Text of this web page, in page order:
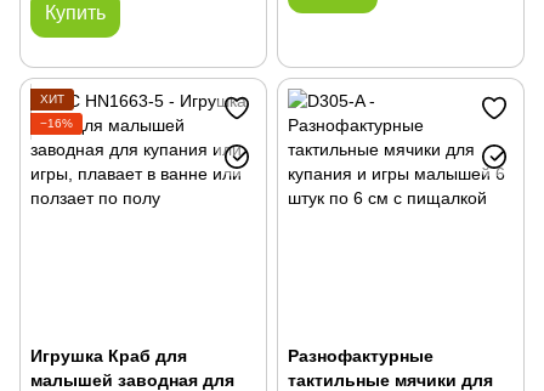
Купить
ХИТ
−16%
Игрушка Краб для
малышей заводная для
Разнофактурные
тактильные мячики для